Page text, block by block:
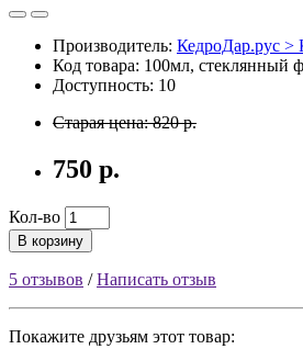
Производитель: КедроДар.рус >
Код товара: 100мл, стеклянный
Доступность: 10
Старая цена: 820 р.
750 р.
Кол-во
В корзину
5 отзывов /Написать отзыв
Покажите друзьям этот товар: